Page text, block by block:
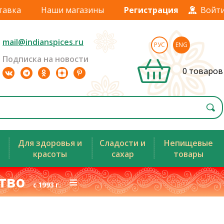
Наши магазины Регистрация
mail@indianspices.ru
Подписка на новости
РУС ENG
0 товаров
Для здоровья и
красоты
Сладости и
сахар
Непищевые
товары
с 1993 г.≡